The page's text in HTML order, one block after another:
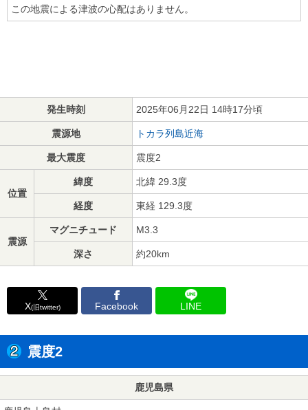
この地震による津波の心配はありません。
発生時刻 2025年06月22日 14時17分頃
震源地 トカラ列島近海
最大震度 震度2
位置
緯度 北緯 29.3度
経度 東経 129.3度
震源
マグニチュード M3.3
深さ 約20km
X(旧twitter) Facebook LINE
震度2
鹿児島県